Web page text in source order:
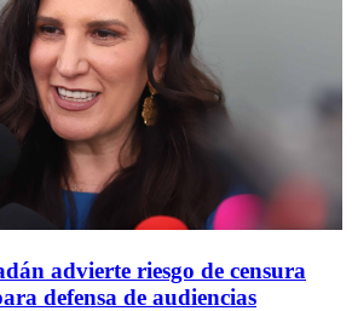
advierte riesgo de censura
defensa de audiencias